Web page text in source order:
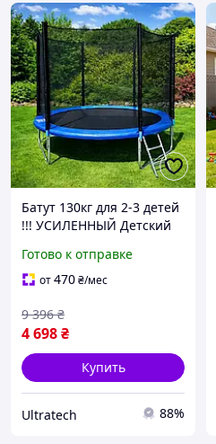
Батут 130кг для 2-3 детей
!!! УСИЛЕННЫЙ Детский
252см спортивный с
лестницей для детей
Готово к отправке
от470₴/мес
4 698₴
9 396 ₴
Купить
Ultratech 88%